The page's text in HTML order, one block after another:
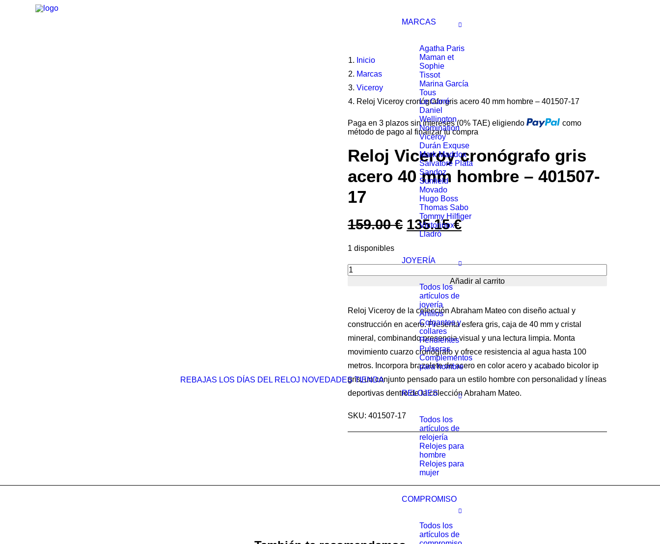
REBAJAS LOS DÍAS DEL RELOJ NOVEDADES TIENDA
MARCAS
Agatha Paris
Maman et
Sophie
Tissot
Marina García
Tous
Le Carré
Daniel
Wellington
Nomination
Viceroy
Durán Exquse
Mark Maddox
Salvatore Plata
Sandoz
Sunfield
Movado
Hugo Boss
Thomas Sabo
Tommy Hilfiger
Victorinox
Lladró
JOYERÍA
Todos los
artículos de
joyería
Anillos
Colgantes y
collares
Pendientes
Pulseras
Complementos
para hombre
RELOJES
Todos los
artículos de
relojería
Relojes para
hombre
Relojes para
mujer
COMPROMISO
Todos los
artículos de
Inicio
Marcas
Viceroy
Reloj Viceroy cronógrafo gris acero 40 mm hombre – 401507-17
Paga en 3 plazos sin intereses (0% TAE) eligiendo
como
método de pago al finalizar tu compra
Reloj Viceroy cronógrafo gris
acero 40 mm hombre – 401507-
17
159.00€ El
precio
original
era:
159.00 €.
135.15€El
es:
1 disponibles
cronógrafo
gris
acero
40
mm
hombre
-
17
cantidad
Añadir al carrito
Reloj Viceroy de la colección Abraham Mateo con diseño actual y
construcción en acero. Presenta esfera gris, caja de 40 mm y cristal
mineral, combinando presencia visual y una lectura limpia. Monta
movimiento cuarzo cronógrafo y ofrece resistencia al agua hasta 100
metros. Incorpora brazalete de acero en color acero y acabado bicolor ip
gris, un conjunto pensado para un estilo hombre con personalidad y líneas
deportivas dentro de la colección Abraham Mateo.
SKU: 401507-17